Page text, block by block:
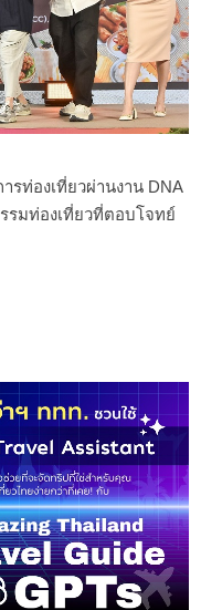
ท่องเที่ยวผ่านงาน DNA
รมท่องเที่ยวที่ตอบโจทย์